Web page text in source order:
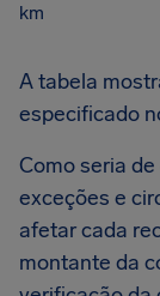
km
A tabela
especificado
Como seria
exceções e
afetar cada
montante da